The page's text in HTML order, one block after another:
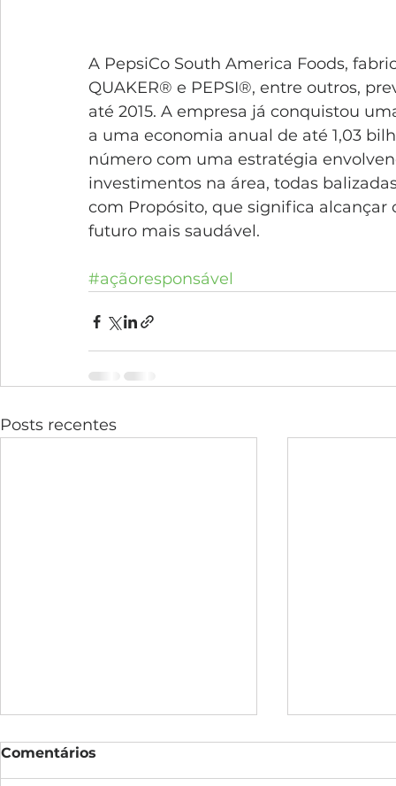
A PepsiCo South America Foods,
QUAKER® e PEPSI®, entre outros,
até 2015. A empresa já conquistou
a uma economia anual de até 1,03
número com uma estratégia
investimentos na área, todas
com Propósito, que significa
futuro mais saudável.
#açãoresponsável
Posts recentes
Comentários